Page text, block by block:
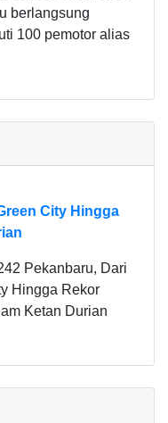
berlangsung
100 pemotor alias
City Hingga
Pekanbaru, Dari
Hingga Rekor
Ketan Durian